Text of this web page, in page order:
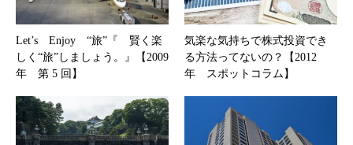
Let’s Enjoy “旅”『 賢く楽
しく“旅”しましょう。』【2009
年 第 5 回】
気楽な気持ちで株式投資でき
る方法ってないの？【2012
年 スポットコラム】